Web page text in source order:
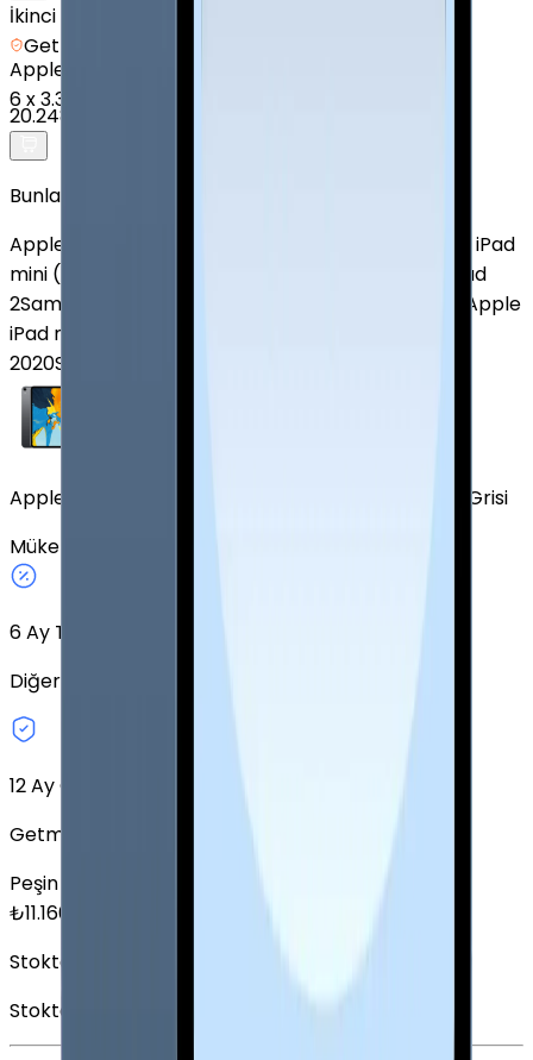
İkinci el
Getmobil Güvencesi
Apple
6x3.375 TL
20.248 TL
Bunlar da İlginizi Çekebilir
Apple iPad Air (2. Nesil)
Apple iPad
mini (5. Nesil)
Xiaomi Redmi Pad
2Samsung Galaxy Tab S8 Ultra
Apple
iPad mini (6. Nesil)
2020Samsung Galaxy Tab S10 FE Plus
Apple iPad Pro 11" (1. Nesil) 512 GB 11" Cellular Uzay Grisi
Mükemmel
6Ay Taksit Seçeneği
Diğer taksit seçeneklerini keşfedin.
12 Ay Garanti
Getmobil Garantisi
Peşin Fiyatına
₺11.160
Stokta Yok
Stokta Yok